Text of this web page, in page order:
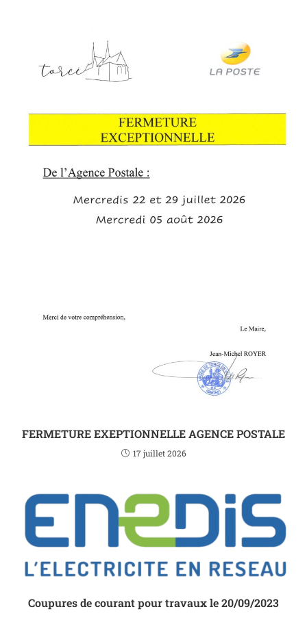
FERMETURE EXEPTIONNELLE AGENCE POSTALE
17 juillet 2026
Coupures de courant pour travaux le 20/09/2023